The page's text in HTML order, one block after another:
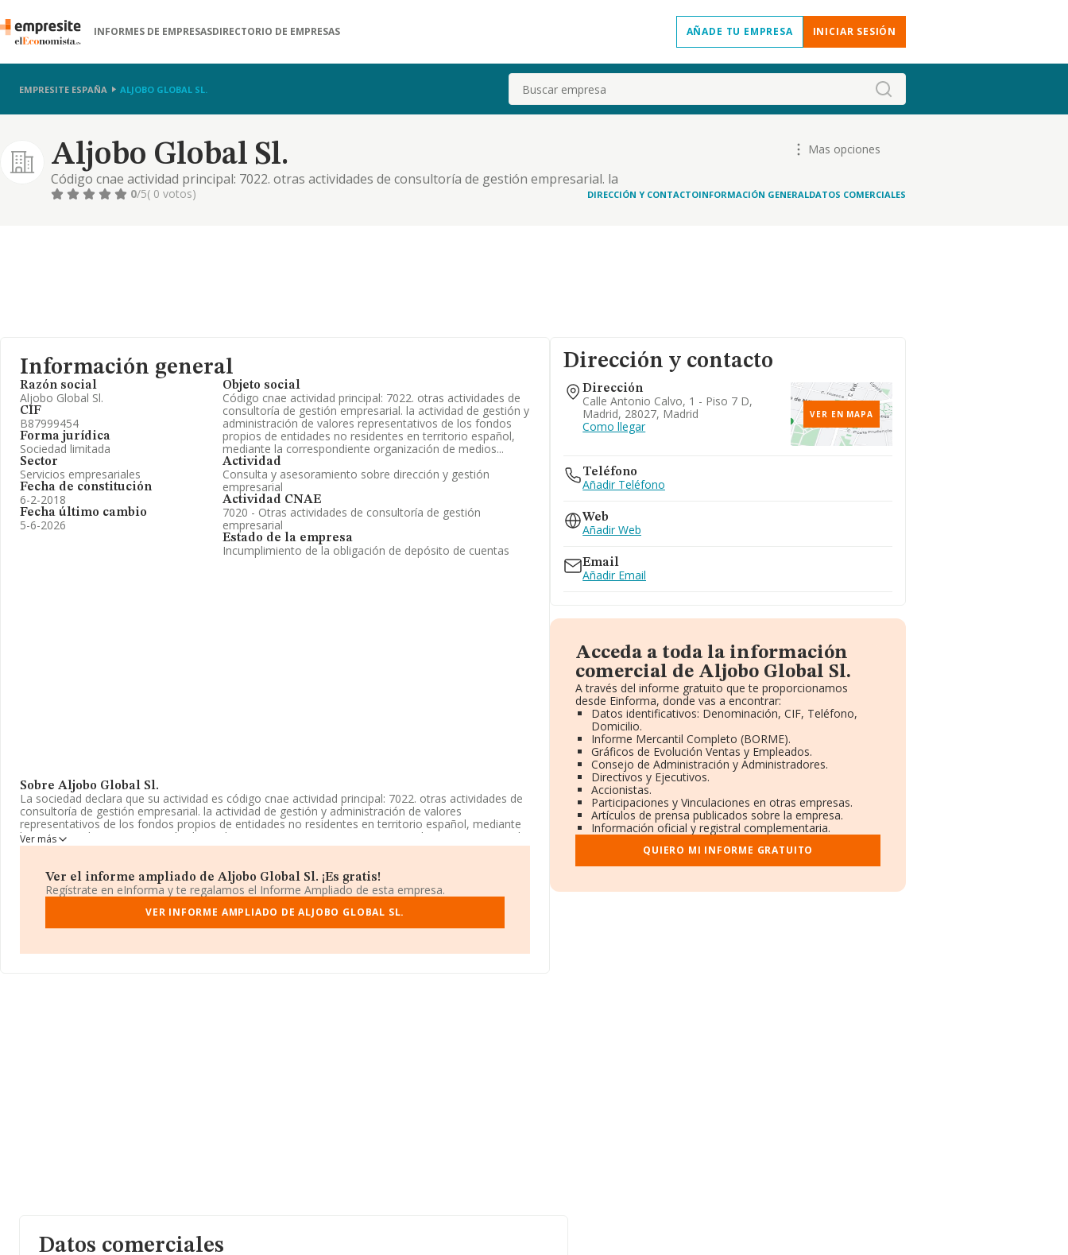
INFORMES DE EMPRESASDIRECTORIO DE EMPRESAS AÑADE TU EMPRESA INICIAR SESIÓN
EMPRESITE ESPAÑA ALJOBO GLOBAL SL. Buscar
Aljobo Global Sl.
Código cnae actividad principal: 7022. otras actividades de consultoría de gestión empresarial. la
actividad de gestión y administración de valores representativos de los fondos propios de entidades
Mas opciones
0/5( 0 votos) DIRECCIÓN Y CONTACTOINFORMACIÓN GENERALDATOS COMERCIALES
Información general
Razón social
Aljobo Global Sl.
CIF
B87999454
Forma jurídica
Sociedad limitada
Sector
Servicios empresariales
Fecha de constitución
6-2-2018
Fecha último cambio
5-6-2026
Objeto social
Código cnae actividad principal: 7022. otras actividades de
consultoría de gestión empresarial. la actividad de gestión y
administración de valores representativos de los fondos
propios de entidades no residentes en territorio español,
mediante la correspondiente organización de medios...
Actividad
Consulta y asesoramiento sobre dirección y gestión
empresarial
Actividad CNAE
7020 - Otras actividades de consultoría de gestión
empresarial
Estado de la empresa
Incumplimiento de la obligación de depósito de cuentas
Sobre Aljobo Global Sl.
La sociedad declara que su actividad es código cnae actividad principal: 7022. otras actividades de
consultoría de gestión empresarial. la actividad de gestión y administración de valores
representativos de los fondos propios de entidades no residentes en territorio español, mediante
la correspondiente organización de medios.. La empresa aparece inscrita en el Registro Mercantil
como Sociedad Limitada. Su actividad CNAE es '%cnae%' con código 7020. No realiza actividad de
La compañíaAljobo Global S.L, B87999454, se encuentra en Calle Antonio Calvo núm. 1 Piso 7 D,
(28027), en el municipio de Madrid, Madrid.
En relación con el sector y disponiendo de los datos de hasta 72.271 empresas, en el ámbito
compañías es de 210 mil euros de ventas. Teniendo en cuenta la información sobre Madrid, en la
Ver más
Ver el informe ampliado de Aljobo Global Sl. ¡Es gratis!
Regístrate en eInforma y te regalamos el Informe Ampliado de esta empresa.
VER INFORME AMPLIADO DE ALJOBO GLOBAL SL.
Dirección y contacto
Dirección
Calle Antonio Calvo, 1 - Piso 7 D,
Madrid, 28027, Madrid
Como llegar
VER EN MAPA
Teléfono
Añadir Teléfono
Web
Añadir Web
Email
Añadir Email
Acceda a toda la información
comercial de Aljobo Global Sl.
A través del informe gratuito que te proporcionamos
desde Einforma, donde vas a encontrar:
Datos identificativos: Denominación, CIF, Teléfono,
Domicilio.
Informe Mercantil Completo (BORME).
Gráficos de Evolución Ventas y Empleados.
Consejo de Administración y Administradores.
Directivos y Ejecutivos.
Accionistas.
Participaciones y Vinculaciones en otras empresas.
Artículos de prensa publicados sobre la empresa.
Información oficial y registral complementaria.
QUIERO MI INFORME GRATUITO
Datos comerciales